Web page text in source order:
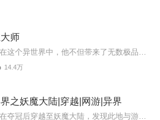
师
14.4万
界之妖魔大陆|穿越|网游|异界